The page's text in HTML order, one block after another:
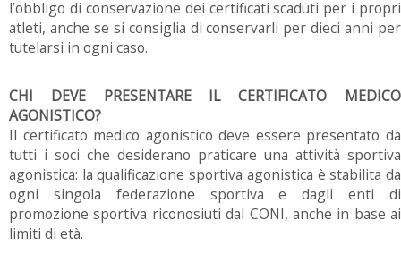
l’obbligo di conservazione dei certificati scaduti per i propri
atleti, anche se si consiglia di conservarli per dieci anni per
tutelarsi in ogni caso.
CHI DEVE PRESENTARE IL CERTIFICATO MEDICO
AGONISTICO?
Il certificato medico agonistico deve essere presentato da
tutti i soci che desiderano praticare una attività sportiva
agonistica: la qualificazione sportiva agonistica è stabilita da
ogni singola federazione sportiva e dagli enti di
promozione sportiva riconosiuti dal CONI, anche in base ai
limiti di età.